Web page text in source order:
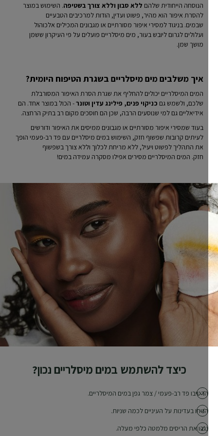
הנוסחה הייחודית שלהםללא סבון וללא צורך בשטיפה. השימוש במוצר
להסרת איפור הוא מהיר, פשוט ועדין, הודות למרכיבים הטבעיים
שבמים. בניגוד למסירי איפור מסורתיים או מגבונים המכילים אלכוהול
ועלולים לגרום ליובש בעור, מים מיסלריים פועלים על פי העיקרון ששמן
מושך שמן.
איך משלבים מים מיסלריים בשגרת הטיפוח היומית?
המים המיסלריים יכולים להחליף את שגרת הסרת האיפור המסורבלת
שלכם, ולשמש גםכניקוי פנים, פילינג עדין וטונר- הכול במוצר אחד. הם
אידיאליים גם למי שנוסעים הרבה, שכן הם חוסכים מקום רב בתיק הרחצה.
בעוד שמסירי איפור מסורתיים או מגבונים ממיסים את האיפור ודורשים
לעיתים קרובות שפשוף חזק, השימוש במים מיסלריים עם פד רב-פעמי הופך
את התהליך לפשוט ויעיל, ללא מריחת לכלוך וללא צורך בשפשוף
חזק. המים המיסלריים מסירים אפילו מסקרה עמידה במים!
כיצד להשתמש במים מיסלריים נכון?
הרטיבו פד רב-פעמי / צמר גפן במים המיסלריים.
הניחו בעדינות על העיניים לכמה שניות.
נגבו את הריסים מלמטה כלפי מעלה.